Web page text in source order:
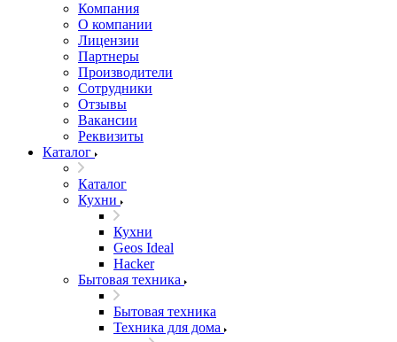
Компания
О компании
Лицензии
Партнеры
Производители
Сотрудники
Отзывы
Вакансии
Реквизиты
Каталог
Каталог
Кухни
Кухни
Geos Ideal
Hacker
Бытовая техника
Бытовая техника
Техника для дома